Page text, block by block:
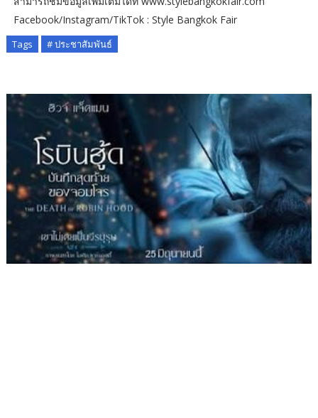
Facebook/Instagram/TikTok : Style Bangkok Fair
Tags # ประชาสัมพันธ์